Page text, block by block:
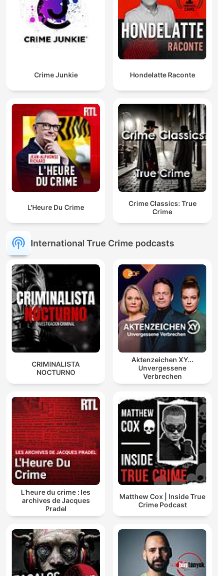
Crime Junkie Hondelatte Raconte
L'Heure Du Crime
Crime Classics: True
Crime
International True Crime podcasts
CRIMINALISTA
NOCTURNO
Aktenzeichen XY…
Unvergessene
Verbrechen
L’heure du crime : les
archives de Jacques
Pradel
Matthew Cox | Inside True
Crime Podcast